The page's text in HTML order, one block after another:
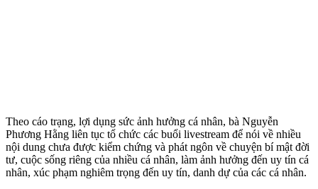
Theo cáo trạng, lợi dụng sức ảnh hưởng cá nhân, bà Nguyễn
Phương Hằng liên tục tổ chức các buổi livestream để nói về nhiều
nội dung chưa được kiểm chứng và phát ngôn về chuyện bí mật đời
tư, cuộc sống riêng của nhiều cá nhân, làm ảnh hưởng đến uy tín cá
nhân, xúc phạm nghiêm trọng đến uy tín, danh dự của các cá nhân.